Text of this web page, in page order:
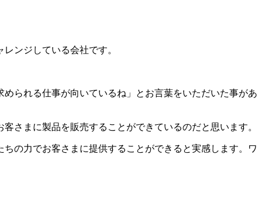
ンジしている会社です。
られる仕事が向いているね」とお言葉をいただいた事があ
さまに製品を販売することができているのだと思います。
の力でお客さまに提供することができると実感します。ワ